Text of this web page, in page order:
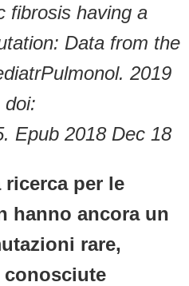
fibrosis having a
Data from the
2019
doi:
Epub 2018 Dec 18
ricerca per le
hanno ancora un
rare,
conosciute